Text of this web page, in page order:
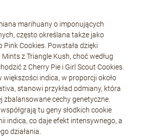
marihuany o imponujących
często określana także jako
Pink Cookies. Powstała dzięki
z Triangle Kush, choć według
z Cherry Pie i Girl Scout Cookies.
większości indica, w proporcji około
stanowi przykład odmiany, która
zbalansowane cechy genetyczne.
tu geny słodkich cookie
indica, co daje efekt intensywnego, a
działania.